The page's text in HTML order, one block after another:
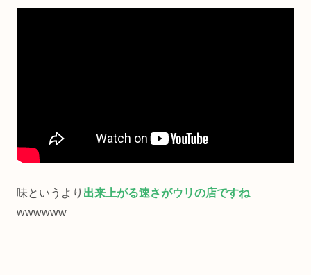
味というより 出来上がる速さがウリの店ですね
wwwwww